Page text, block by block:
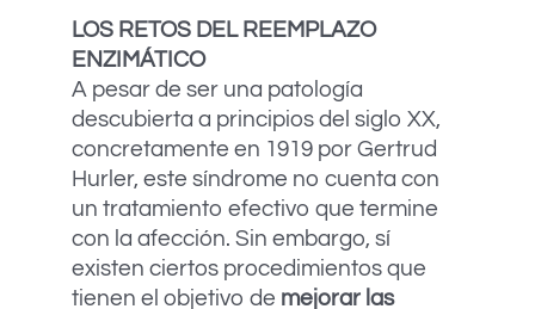
LOS RETOS DEL REEMPLAZO
ENZIMÁTICO
A pesar de ser una patología
descubierta a principios del siglo XX,
concretamente en 1919 por Gertrud
Hurler, este síndrome no cuenta con
un tratamiento efectivo que termine
con la afección. Sin embargo, sí
existen ciertos procedimientos que
tienen el objetivo de mejorar las